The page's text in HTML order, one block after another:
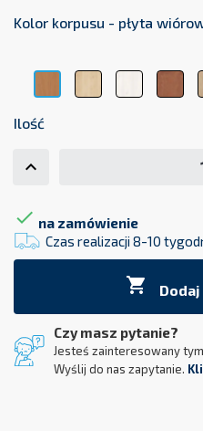
Kolor korpusu - płyta
Bawaria
Klon
Modrzew
Sibiu
Ilość
 na zamówienie
Czas realizacji 8-10

Czy masz pytanie?
Jesteś zainteresowany
Wyślij do nas zapytanie.